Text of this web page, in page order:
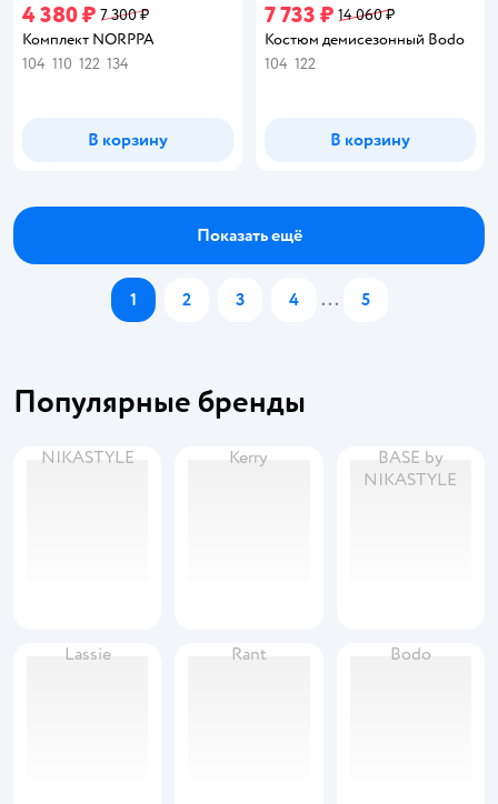
4 380 ₽ 7 300 ₽
Комплект NORPPA
104 110 122 134
В корзину
7 733 ₽ 14 060 ₽
Костюм демисезонный Bodo
104 122
В корзину
Показать ещё
1 2 3 4 ... 5
Популярные бренды
NIKASTYLE Kerry
BASE by
NIKASTYLE
Lassie Rant Bodo